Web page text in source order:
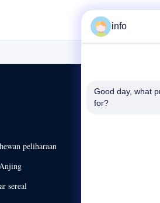
peliharaan
sereal
info
Good day, what
for?